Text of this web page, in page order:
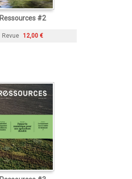
Ressources #2
Revue 12,00 €